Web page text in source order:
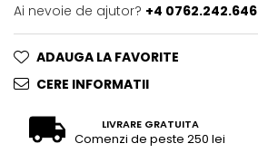
Ai nevoie de ajutor? +4 0762.242.646
ADAUGA LA FAVORITE
CERE INFORMATII
LIVRARE GRATUITA
Comenzi de peste 250 lei